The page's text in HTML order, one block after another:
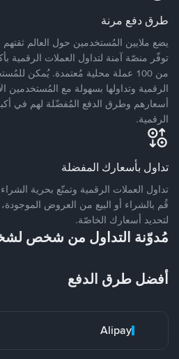
طرق دفع مرنة
من 100 عملة محلية مُعتمدة. يُمكن
الرقمية وتداولها بسهولة مع المُستخدمين
أسعارهم وطرق الدفع المُفضّلة لهم في
الرقمية.
تداول بأسعارك المفضلة
تداول العملات الرقمية وتمتّع بحرية
قُم بالشراء أو البيع من العروض الموجودة،
لتحديد أسعارك الخاصّة.
مُدوّنة التداول من شخص
أفضل طرق الدفع
Alipay